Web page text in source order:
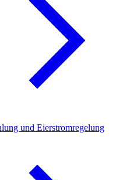
und Eierstromregelung